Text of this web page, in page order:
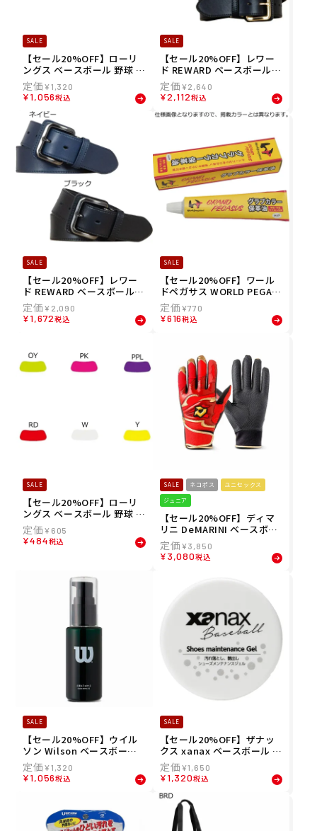
SALE
【セール20%OFF】ローリ
ングス ベースボール 野球 ア
クセサリー メンズ レディー
ス シャインシャイン EAOL1
1S02 23FW 秋冬 Rawlings
¥1,320
¥1,056税込
SALE
【セール20%OFF】レワー
ド REWARD ベースボール
野球 ソフトボール スパイラ
ル ベルト B216
¥2,640
¥2,112税込
SALE
【セール20%OFF】レワー
ド REWARD ベースボール
野球 ソフトボール ツヤケシ
ストレート ベルト B215
¥ 2,090
¥1,672税込
SALE
【セール20%OFF】ワール
ドペガサス WORLD PEGAS
US ベースボール 野球 ソフ
トボール カラーグラブ 保革
油 WEOGPC
¥770
¥616税込
SALE
【セール20%OFF】ローリ
ングス ベースボール 野球 ア
クセサリー メンズ レディー
ス アイブラック EB12-EYE
23SS 春夏 Rawlings
¥ 605
¥484税込
SALE ネコポス
ユニセックス
ジュニア
【セール20%OFF】ディマ
リニ DeMARINI ベースボー
ル 野球 ソフトボール バッテ
ィング 手袋 DM-1 両手用 W
B5738003 メンズ レディー
¥3,850
¥3,080税込
SALE
【セール20%OFF】ウイル
ソン Wilson ベースボール
野球 ソフトボール ダエキエ
フェクト II グラブ メンテナ
ンス WTAGMG003
¥1,320
¥1,056税込
SALE
【セール20%OFF】ザナッ
クス xanax ベースボール 野
球 ソフトボール シューズ メ
ンテナンス ジェル BAOSGE
L1
¥1,650
¥1,320税込